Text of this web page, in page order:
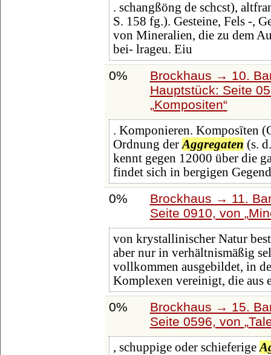
. schangßöng de schcst),
S. 158 fg.). Gesteine, Fels -,
von Mineralien, die zu dem
bei- lrageu. Eiu
0%
Brockhaus → 10.
Hauptstück: Seite
Kompositen
. Komponieren. Komposīten
Ordnung der Aggregaten (s.
kennt gegen 12000 über die
findet sich in bergigen
0%
Brockhaus → 11.
Seite 0910, von
von krystallinischer Natur
aber nur in verhältnismäßig
vollkommen ausgebildet, in
Komplexen vereinigt, die aus
0%
Brockhaus → 15.
Seite 0596, von
, schuppige oder schieferige